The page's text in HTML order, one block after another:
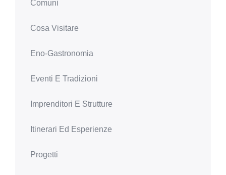
Comuni
Cosa Visitare
Eno-Gastronomia
Eventi E Tradizioni
Imprenditori E Strutture
Itinerari Ed Esperienze
Progetti